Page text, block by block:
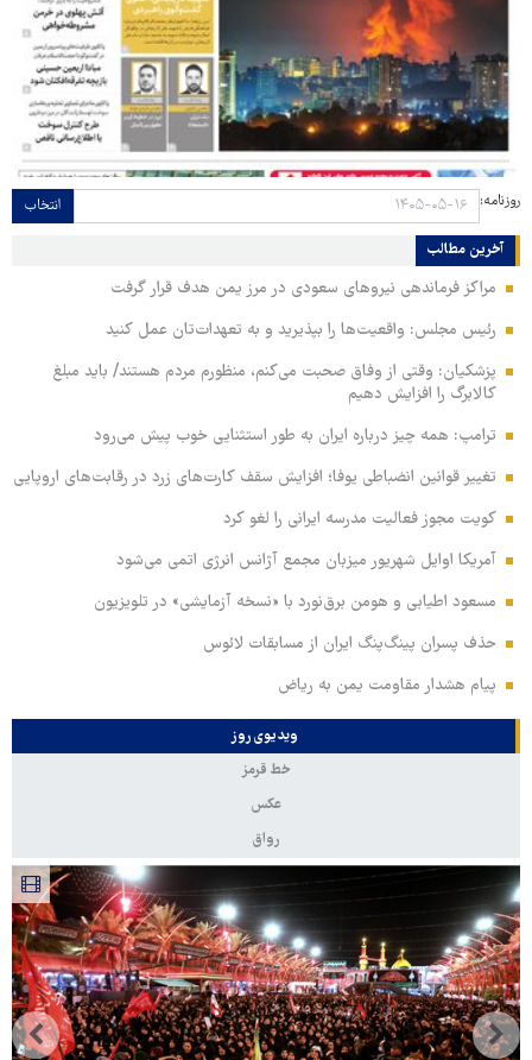
روزنامه: انتخاب
آخرین مطالب
مراکز فرماندهی نیروهای سعودی در مرز یمن هدف قرار گرفت
رئیس مجلس: واقعیت‌ها را بپذیرید و به تعهدات‌تان عمل کنید
پزشکیان: وقتی از وفاق صحبت می‌کنم، منظورم مردم هستند/ باید مبلغ
کالابرگ را افزایش دهیم
ترامپ: همه چیز درباره ایران به طور استثنایی خوب پیش می‌رود
تغییر قوانین انضباطی یوفا؛ افزایش سقف کارت‌های زرد در رقابت‌های اروپایی
کویت مجوز فعالیت مدرسه ایرانی را لغو کرد
آمریکا اوایل شهریور میزبان مجمع آژانس انرژی اتمی می‌شود
مسعود اطیابی و هومن برق‌نورد با «نسخه آزمایشی» در تلویزیون
حذف پسران پینگ‌پنگ ایران از مسابقات لائوس
پیام هشدار مقاومت یمن به ریاض
ویدیوی روز
خط قرمز
عکس
رواق